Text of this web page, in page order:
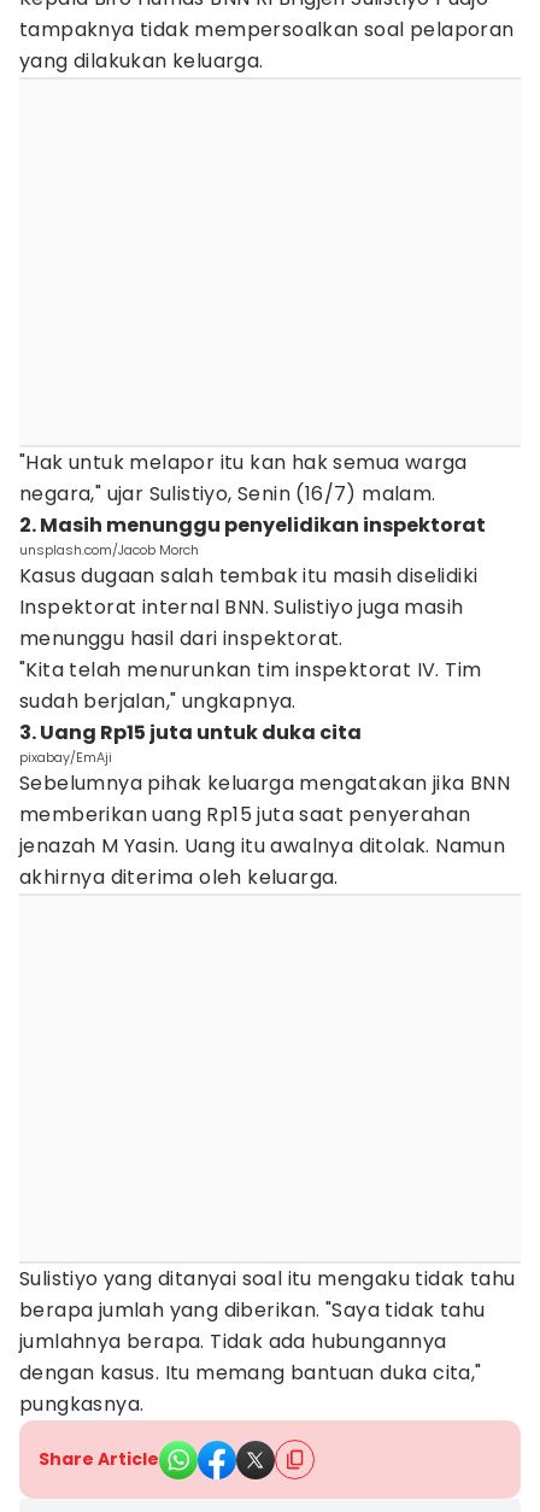
tampaknya tidak mempersoalkan soal pelaporan
yang dilakukan keluarga.
"Hak untuk melapor itu kan hak semua warga
negara," ujar Sulistiyo, Senin (16/7) malam.
2. Masih menunggu penyelidikan inspektorat
unsplash.com/Jacob Morch
Kasus dugaan salah tembak itu masih diselidiki
Inspektorat internal BNN. Sulistiyo juga masih
menunggu hasil dari inspektorat.
"Kita telah menurunkan tim inspektorat IV. Tim
sudah berjalan," ungkapnya.
3. Uang Rp15 juta untuk duka cita
pixabay/EmAji
Sebelumnya pihak keluarga mengatakan jika BNN
memberikan uang Rp15 juta saat penyerahan
jenazah M Yasin. Uang itu awalnya ditolak. Namun
akhirnya diterima oleh keluarga.
Sulistiyo yang ditanyai soal itu mengaku tidak tahu
berapa jumlah yang diberikan. "Saya tidak tahu
jumlahnya berapa. Tidak ada hubungannya
dengan kasus. Itu memang bantuan duka cita,"
pungkasnya.
Share Article